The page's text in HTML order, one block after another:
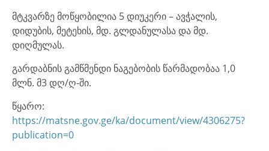
მტკვარზე მოწყობილია 5 დიუკერი – ავჭალის,
დიდუბის, მეტეხის, მდ. გლდანულასა და მდ.
დიღმულას.
გარდაბნის გამწმენდი ნაგებობის წარმადობაა 1,0
მლნ. მ3 დღ/ღ-ში.
წყარო:
https://matsne.gov.ge/ka/document/view/4306275?
publication=0